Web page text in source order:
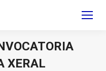
XERAL